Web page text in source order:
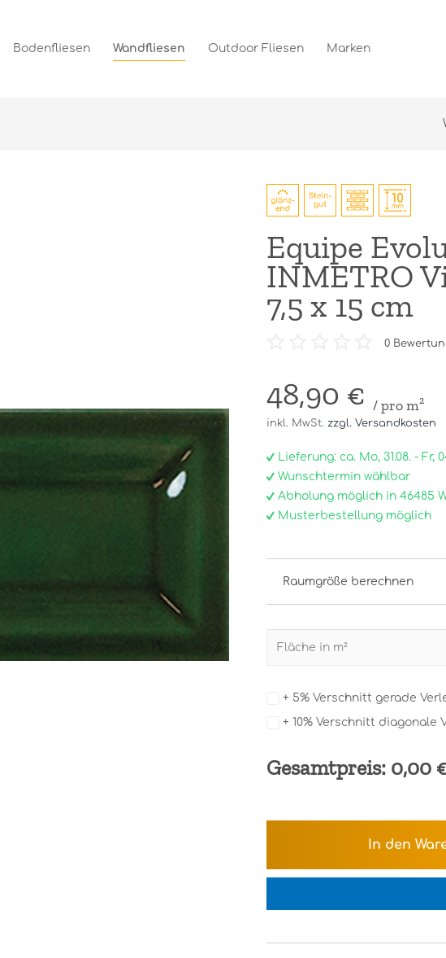
Bodenfliesen Wandfliesen Outdoor Fliesen Marken
Equipe
INMETRO
7,5 x 15 cm
0
48,90 € / pro m²
inkl. MwSt. zzgl. Versandkosten
Lieferung: ca. Mo, 31.08. - Fr,
Wunschtermin wählbar
Abholung möglich in 46485
Musterbestellung möglich
Raumgröße berechnen
+ 5% Verschnitt gerade
+ 10% Verschnitt diagonale
Gesamtpreis: 0,00
In den